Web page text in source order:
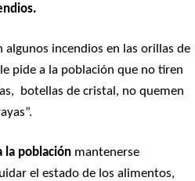
algunos incendios en las orillas de
pide a la población que no tiren
botellas de cristal, no quemen
la población mantenerse
el estado de los alimentos,